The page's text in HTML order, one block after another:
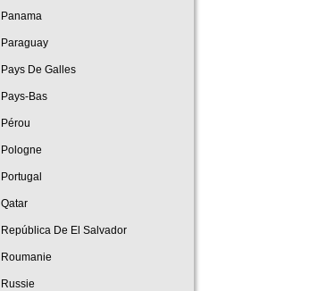
Panama
Paraguay
Pays De Galles
Pays-Bas
Pérou
Pologne
Portugal
Qatar
República De El Salvador
Roumanie
Russie